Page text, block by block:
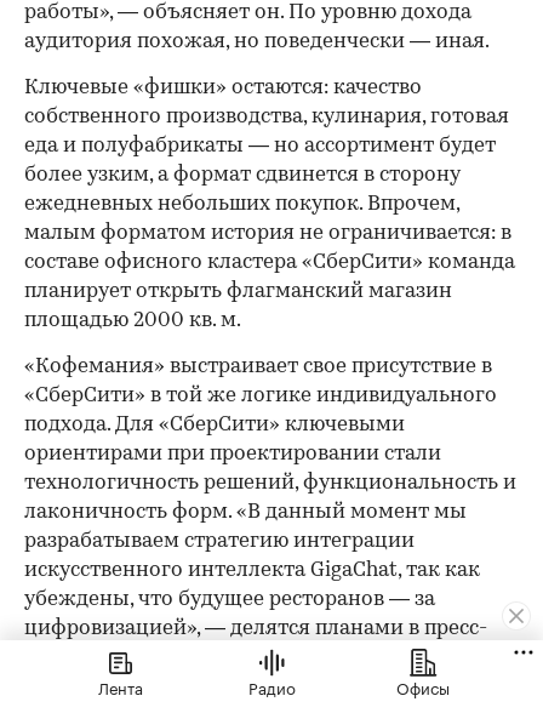
работы», — объясняет он. По уровню дохода
аудитория похожая, но поведенчески — иная.
Ключевые «фишки» остаются: качество
собственного производства, кулинария, готовая
еда и полуфабрикаты — но ассортимент будет
более узким, а формат сдвинется в сторону
ежедневных небольших покупок. Впрочем,
малым форматом история не ограничивается: в
составе офисного кластера «СберСити» команда
планирует открыть флагманский магазин
площадью 2000 кв. м.
«Кофемания» выстраивает свое присутствие в
«СберСити» в той же логике индивидуального
подхода. Для «СберСити» ключевыми
ориентирами при проектировании стали
технологичность решений, функциональность и
лаконичность форм. «В данный момент мы
разрабатываем стратегию интеграции
искусственного интеллекта GigaChat, так как
убеждены, что будущее ресторанов — за
цифровизацией», — делятся планами в пресс-
службе. Открытие в «СберСити» — логичный
шаг в рамках этой стратегии: сеть уже
Лента Радио Офисы